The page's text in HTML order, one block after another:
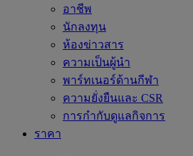
อาชีพ
นักลงทุน
ห้องข่าวสาร
ความเป็นผู้นำ
พาร์ทเนอร์ด้านกีฬา
ความยั่งยืนและ CSR
การกำกับดูแลกิจการ
ราคา